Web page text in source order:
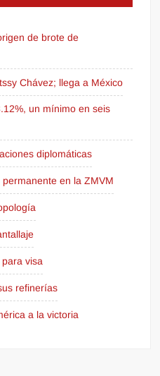
de brote de
Chávez; llega a México
un mínimo en seis
diplomáticas
en la ZMVM
visa
refinerías
a la victoria